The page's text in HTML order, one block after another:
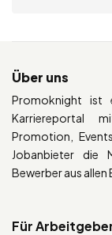
Über uns
Promoknight ist
Karriereportal
Promotion,
Jobanbieter die
Bewerber aus allen
Für